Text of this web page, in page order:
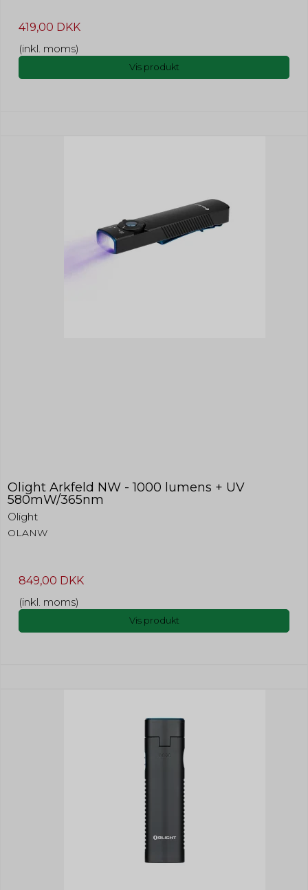
419,00 DKK
(inkl. moms)
Vis produkt
Olight Arkfeld NW - 1000 lumens + UV
580mW/365nm
Olight
OLANW
849,00 DKK
(inkl. moms)
Vis produkt